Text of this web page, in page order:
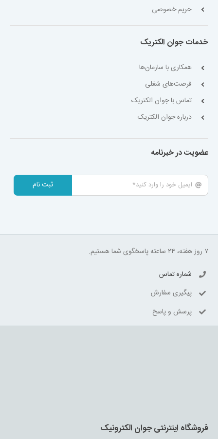
حریم خصوصی
خدمات جوان الکتریک
همکاری با سازمان‌ها
فرصت‌های شغلی
تماس با جوان الکتریک
درباره جوان الکتریک
عضویت در خبرنامه
ثبت نام
۷ روز هفته، ۲۴ ساعته پاسخگوی شما هستیم.
شماره تماس
پیگیری سفارش
پرسش و پاسخ
فروشگاه اینترنتی جوان الکترونیک